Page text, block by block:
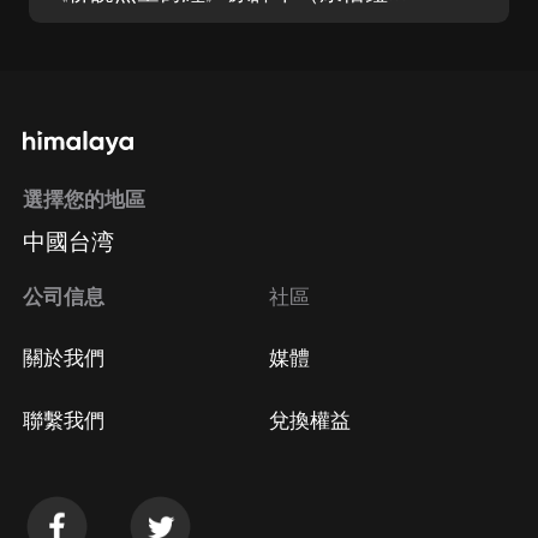
選擇您的地區
中國台湾
公司信息
關於我們
聯繫我們
社區
媒體
兌換權益